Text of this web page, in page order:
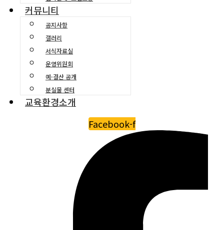
커뮤니티
공지사항
갤러리
서식자료실
운영위원회
예·결산 공개
분실물 센터
교육환경소개
Facebook-f